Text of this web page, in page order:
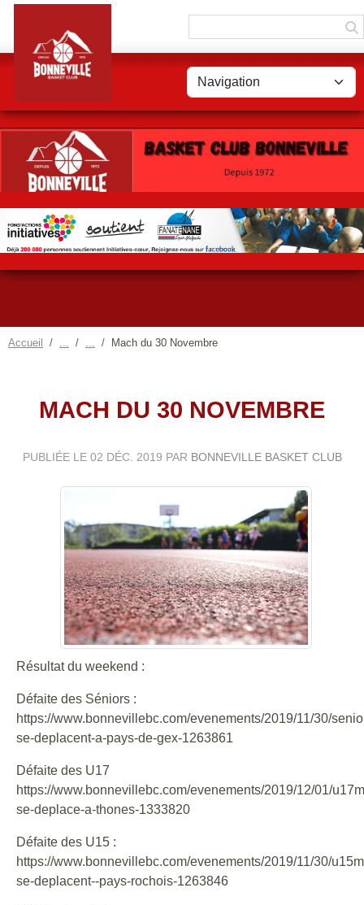
Accueil Mach du 30 Novembre
MACH DU 30 NOVEMBRE
PUBLIÉE LE 02 DÉC. 2019 PAR BONNEVILLE BASKET CLUB
Résultat du weekend :
Défaite des Séniors :
https://www.bonnevillebc.com/evenements/2019/11/30/
se-deplacent-a-pays-de-gex-1263861
Défaite des U17
https://www.bonnevillebc.com/evenements/2019/12/01/
se-deplace-a-thones-1333820
Défaite des U15 :
https://www.bonnevillebc.com/evenements/2019/11/30/
se-deplacent--pays-rochois-1263846